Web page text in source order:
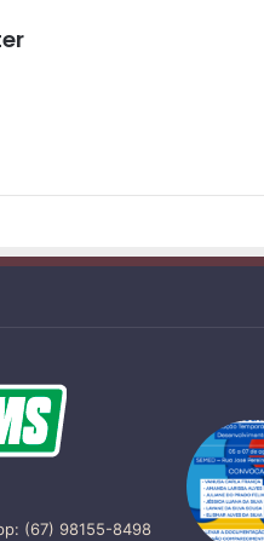
(67) 98155-8498